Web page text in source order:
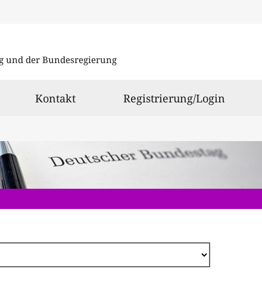
und der Bundesregierung
Kontakt Registrierung/Login